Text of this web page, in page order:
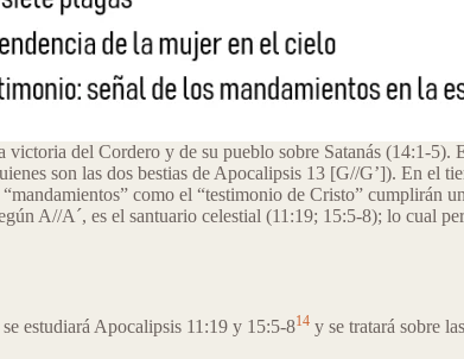
del Cordero y de su pueblo sobre Satanás (14:1-5).
son las dos bestias de Apocalipsis 13 [G//G’]). En
como el “testimonio de Cristo” cumplirán
A//A´, es el santuario celestial (11:19; 15:5-8); lo cual
estudiará Apocalipsis 11:19 y 15:5-814 y se tratará sobre